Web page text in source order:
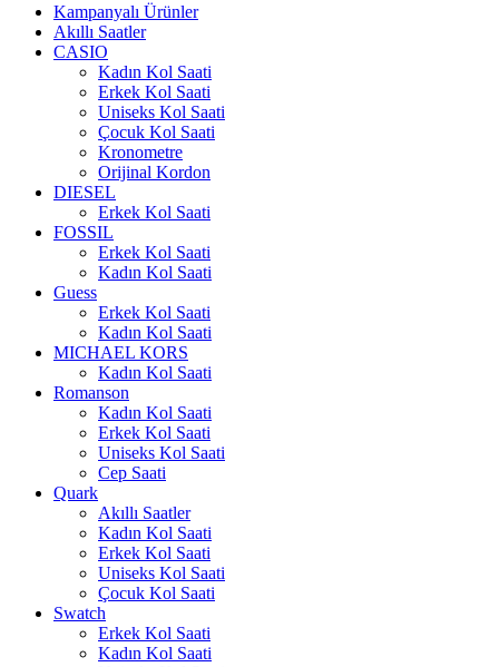
Kampanyalı Ürünler
Akıllı Saatler
CASIO
Kadın Kol Saati
Erkek Kol Saati
Uniseks Kol Saati
Çocuk Kol Saati
Kronometre
Orijinal Kordon
DIESEL
Erkek Kol Saati
FOSSIL
Erkek Kol Saati
Kadın Kol Saati
Guess
Erkek Kol Saati
Kadın Kol Saati
MICHAEL KORS
Kadın Kol Saati
Romanson
Kadın Kol Saati
Erkek Kol Saati
Uniseks Kol Saati
Cep Saati
Quark
Akıllı Saatler
Kadın Kol Saati
Erkek Kol Saati
Uniseks Kol Saati
Çocuk Kol Saati
Swatch
Erkek Kol Saati
Kadın Kol Saati